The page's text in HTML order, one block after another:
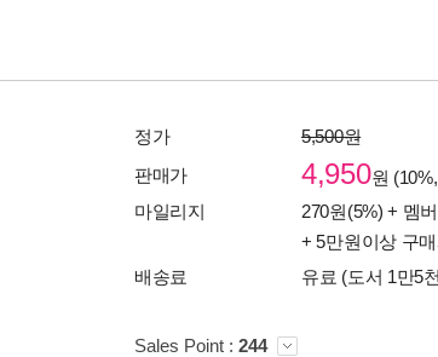
정가
5,500원
판매가
4,950원
마일리지
270원(5%) + 멤
+ 5만원이상 구
배송료
유료 (도서 1만5
Sales Point : 244